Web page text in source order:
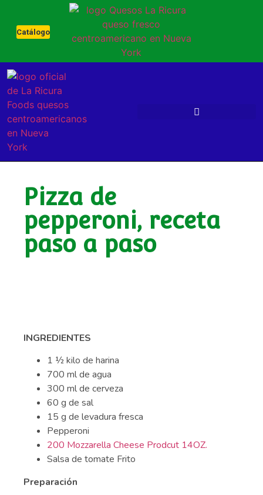
Catálogo
Pizza de
pepperoni, receta
paso a paso
INGREDIENTES
1 ½ kilo de harina
700 ml de agua
300 ml de cerveza
60 g de sal
15 g de levadura fresca
Pepperoni
200 Mozzarella Cheese Prodcut 14OZ.
Salsa de tomate Frito
Preparación